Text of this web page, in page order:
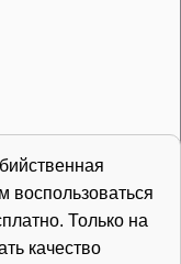
воспользоваться
Только на
качество